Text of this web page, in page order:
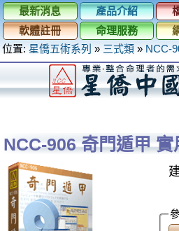
最新消息 產品介紹
軟體註冊
命理服務
位置: 星僑五術系列 » 三式類 » NCC-
NCC-906 奇門遁甲 實